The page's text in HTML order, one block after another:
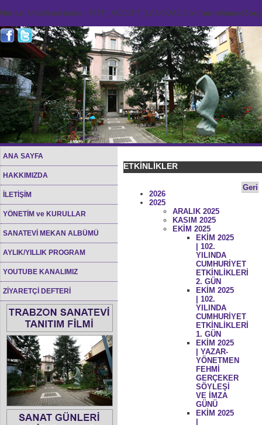
Notice: Undefined index: HTTP_ACCEPT_LANGUAGE in /home/
ANA SAYFA
HAKKIMIZDA
İLETİŞİM
YÖNETİM ve KURULLAR
SANATEVİ MEKAN ALBÜMÜ
AYLIK/YILLIK PROGRAM
YOUTUBE KANALIMIZ
ZİYARETÇİ DEFTERİ
ETKİNLİKLER
Geri
2026
2025
ARALIK 2025
KASIM 2025
EKİM 2025
EKİM 2025
| 102.
YILINDA
CUMHURİYET
ETKİNLİKLERİ
2. GÜN
EKİM 2025
| 102.
YILINDA
CUMHURİYET
ETKİNLİKLERİ
1. GÜN
EKİM 2025
| YAZAR-
YÖNETMEN
FEHMİ
GERÇEKER
SÖYLEŞİ
VE İMZA
GÜNÜ
EKİM 2025